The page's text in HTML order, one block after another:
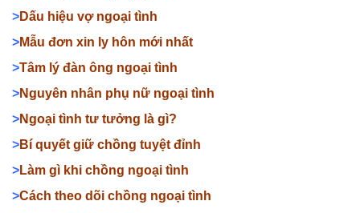
>Dấu hiệu vợ ngoại tình
>Mẫu đơn xin ly hôn mới nhất
>Tâm lý đàn ông ngoại tình
>Nguyên nhân phụ nữ ngoại tình
>Ngoại tình tư tưởng là gì?
>Bí quyết giữ chồng tuyệt đỉnh
>Làm gì khi chồng ngoại tình
>Cách theo dõi chồng ngoại tình